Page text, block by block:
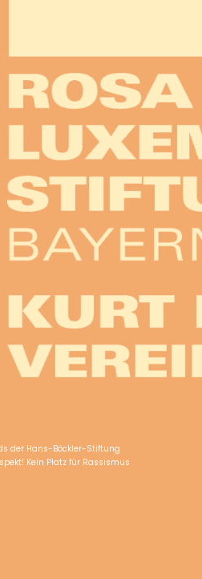
der Hans-Böckler-Stiftung
Kein Platz für Rassismus